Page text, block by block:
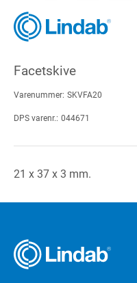
Facetskive
Varenummer: SKVFA20
DPS varenr.: 044671
21 x 37 x 3 mm.